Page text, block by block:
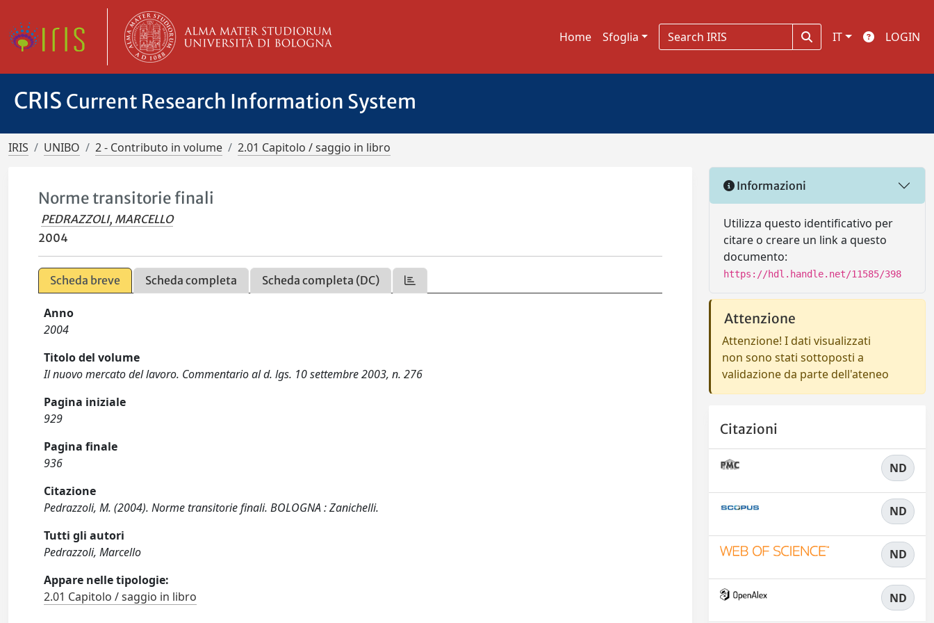
Home Sfoglia IT LOGIN
CRIS Current Research Information System
IRIS UNIBO 2 - Contributo in volume 2.01 Capitolo / saggio in libro
Norme transitorie finali
PEDRAZZOLI, MARCELLO
2004
Scheda breve Scheda completa Scheda completa (DC)
Anno
2004
Titolo del volume
Il nuovo mercato del lavoro. Commentario al d. lgs. 10 settembre 2003, n. 276
Pagina iniziale
929
Pagina finale
936
Citazione
Pedrazzoli, M. (2004). Norme transitorie finali. BOLOGNA : Zanichelli.
Tutti gli autori
Pedrazzoli, Marcello
Appare nelle tipologie:
2.01 Capitolo / saggio in libro
Informazioni
Utilizza questo identificativo per
citare o creare un link a questo
documento:
https://hdl.handle.net/11585/398
Attenzione
Attenzione! I dati visualizzati
non sono stati sottoposti a
validazione da parte dell'ateneo
Citazioni
ND
ND
ND
ND